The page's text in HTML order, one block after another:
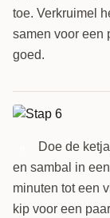
toe. Verkruimel
samen voor een
goed.
Doe de
en sambal in
minuten tot een
kip voor een